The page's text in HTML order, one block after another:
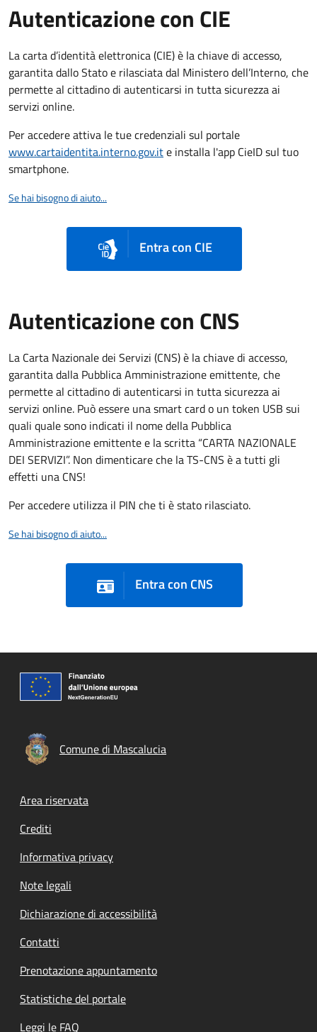
Autenticazione con CIE
La carta d’identità elettronica (CIE) è la chiave di accesso,
garantita dallo Stato e rilasciata dal Ministero dell’Interno, che
permette al cittadino di autenticarsi in tutta sicurezza ai
servizi online.
Per accedere attiva le tue credenziali sul portale
www.cartaidentita.interno.gov.ite installa l'app CieID sul tuo
smartphone.
Se hai bisogno di aiuto...
Entra con CIE
Autenticazione con CNS
La Carta Nazionale dei Servizi (CNS) è la chiave di accesso,
garantita dalla Pubblica Amministrazione emittente, che
permette al cittadino di autenticarsi in tutta sicurezza ai
servizi online. Può essere una smart card o un token USB sui
quali quale sono indicati il nome della Pubblica
Amministrazione emittente e la scritta “CARTA NAZIONALE
DEI SERVIZI”. Non dimenticare che la TS-CNS è a tutti gli
effetti una CNS!
Per accedere utilizza il PIN che ti è stato rilasciato.
Se hai bisogno di aiuto...
Entra con CNS
Comune di Mascalucia
Footer menu
Area riservata
Crediti
Informativa privacy
Note legali
Dichiarazione di accessibilità
Contatti
Prenotazione appuntamento
Statistiche del portale
Leggi le FAQ